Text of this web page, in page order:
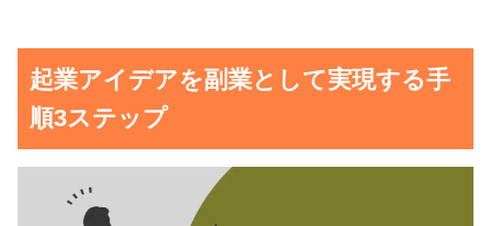
起業アイデアを副業として実現する手
順3ステップ